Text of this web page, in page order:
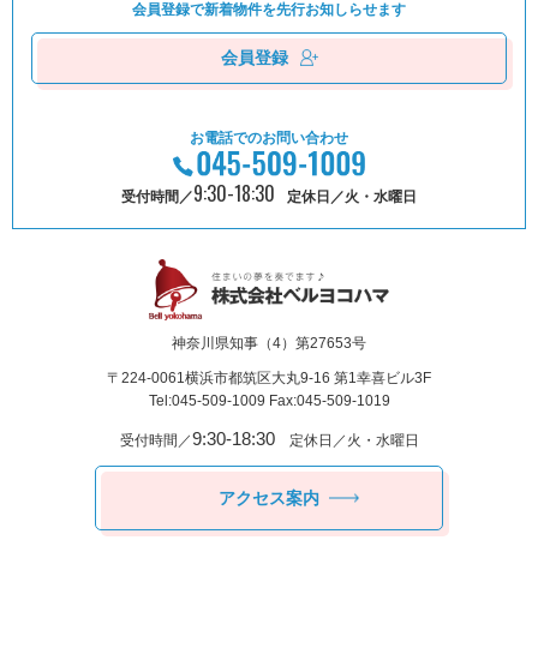
会員登録で新着物件を先⾏お知しらせます
会員登録
お電話でのお問い合わせ
受付時間／9:30-18:30 定休日／火・水曜日
神奈川県知事（4）第27653号
〒224-0061横浜市都筑区⼤丸9-16 第1幸喜ビル3F
Tel:045-509-1009 Fax:045-509-1019
受付時間／9:30-18:30定休日／火・水曜日
アクセス案内